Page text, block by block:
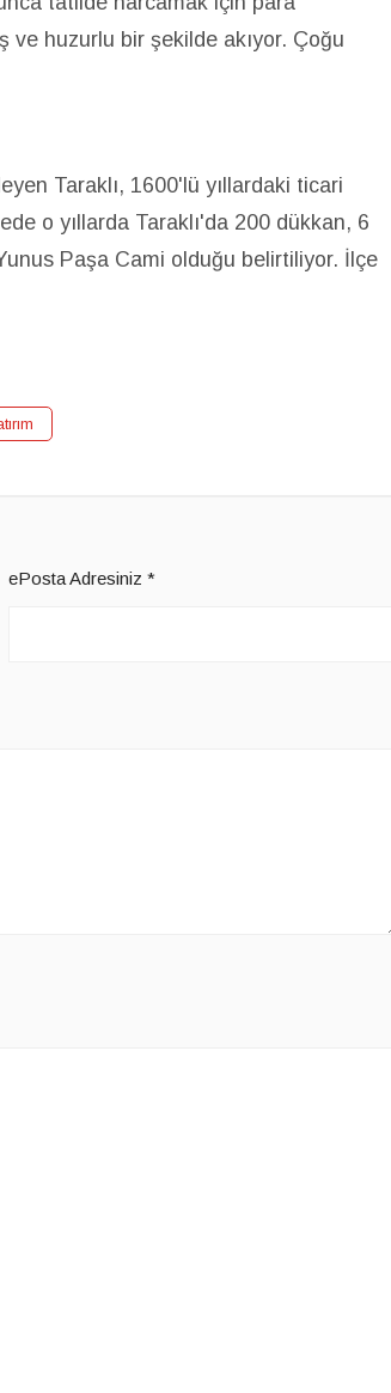
ve huzurlu bir şekilde akıyor. Çoğu
Taraklı, 1600'lü yıllardaki ticari
o yıllarda Taraklı'da 200 dükkan, 6
Paşa Cami olduğu belirtiliyor. İlçe
ePosta Adresiniz *